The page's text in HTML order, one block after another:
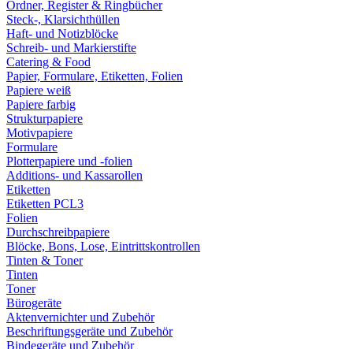
Ordner, Register & Ringbücher
Steck-, Klarsichthüllen
Haft- und Notizblöcke
Schreib- und Markierstifte
Catering & Food
Papier, Formulare, Etiketten, Folien
Papiere weiß
Papiere farbig
Strukturpapiere
Motivpapiere
Formulare
Plotterpapiere und -folien
Additions- und Kassarollen
Etiketten
Etiketten PCL3
Folien
Durchschreibpapiere
Blöcke, Bons, Lose, Eintrittskontrollen
Tinten & Toner
Tinten
Toner
Bürogeräte
Aktenvernichter und Zubehör
Beschriftungsgeräte und Zubehör
Bindegeräte und Zubehör